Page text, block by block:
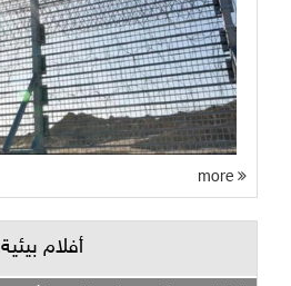
أفلام بيئية